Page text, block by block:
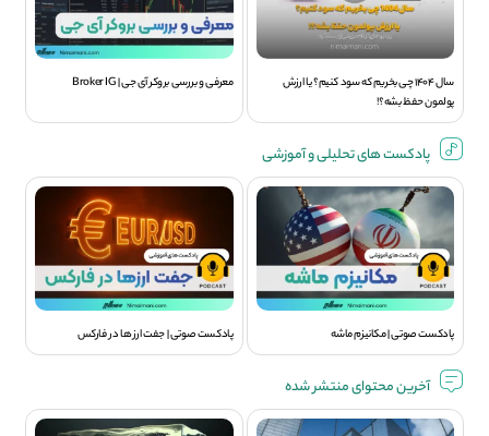
سال 1404 چی بخریم که سود کنیم؟ یا ارزش
پولمون حفظ بشه؟!
معرفی و بررسی بروکر آی جی | Broker IG
پادکست های تحلیلی و آموزشی
پادکست صوتی | مکانیزم ماشه پادکست صوتی | جفت ارز ها در فارکس
آخرین محتوای منتشر شده